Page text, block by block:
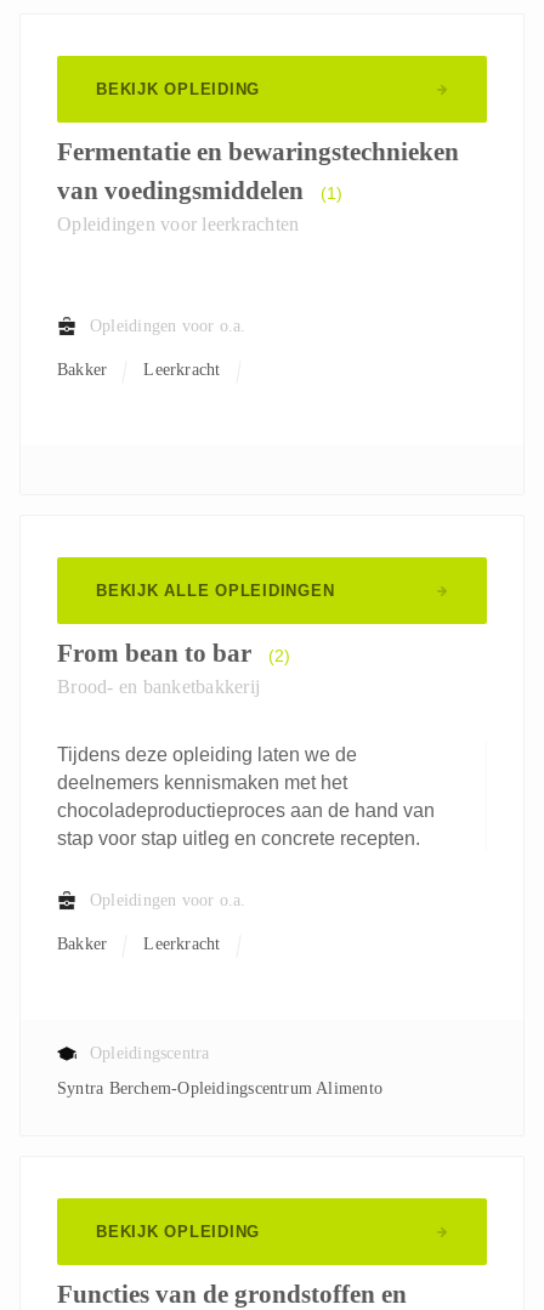
BEKIJK OPLEIDING
Fermentatie en bewaringstechnieken
van voedingsmiddelen
(1)
Opleidingen voor leerkrachten
Opleidingen voor o.a.
Bakker Leerkracht
BEKIJK ALLE OPLEIDINGEN
From bean to bar (2)
Brood- en banketbakkerij
Tijdens deze opleiding laten we de
deelnemers kennismaken met het
chocoladeproductieproces aan de hand van
stap voor stap uitleg en concrete recepten.
Opleidingen voor o.a.
Bakker Leerkracht
Opleidingscentra
Syntra Berchem-Opleidingscentrum Alimento
BEKIJK OPLEIDING
Functies van de grondstoffen en